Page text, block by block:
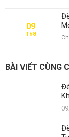
09
Th8
BÀI VIẾT CÙNG